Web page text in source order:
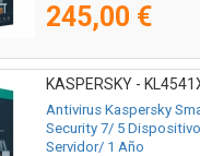
245,00 €
KASPERSKY -
ES
Antivirus Kaspersky
Security 7/ 5
Servidor/ 1 Año